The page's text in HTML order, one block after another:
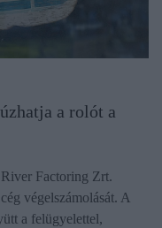
a rolót a
Factoring Zrt.
végelszámolását. A
a felügyelettel,